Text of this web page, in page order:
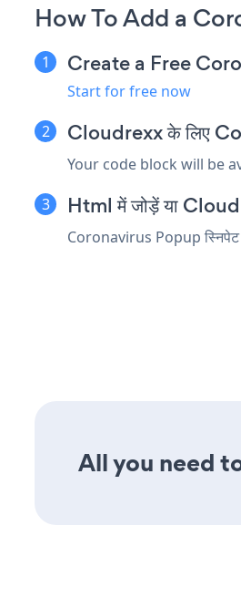
How To Add a
Create a Free
Start for free now
Cloudrexx के लिए
Your code block will be
Html में जोड़ें या
Coronavirus Popup स्निपेट
All you need